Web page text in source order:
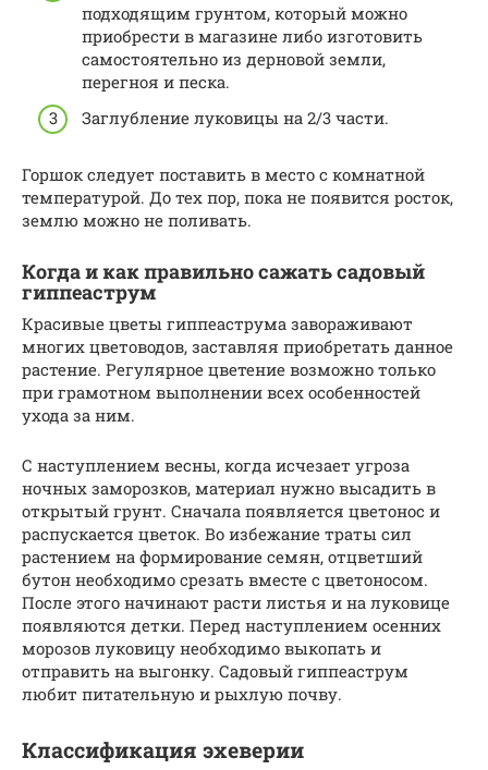
подходящим грунтом, который можно
приобрести в магазине либо изготовить
самостоятельно из дерновой земли,
перегноя и песка.
Заглубление луковицы на 2/3 части.
Горшок следует поставить в место с комнатной
температурой. До тех пор, пока не появится росток,
землю можно не поливать.
Когда и как правильно сажать садовый
гиппеаструм
Красивые цветы гиппеаструма завораживают
многих цветоводов, заставляя приобретать данное
растение. Регулярное цветение возможно только
при грамотном выполнении всех особенностей
ухода за ним.
С наступлением весны, когда исчезает угроза
ночных заморозков, материал нужно высадить в
открытый грунт. Сначала появляется цветонос и
распускается цветок. Во избежание траты сил
растением на формирование семян, отцветший
бутон необходимо срезать вместе с цветоносом.
После этого начинают расти листья и на луковице
появляются детки. Перед наступлением осенних
морозов луковицу необходимо выкопать и
отправить на выгонку. Садовый гиппеаструм
любит питательную и рыхлую почву.
Классификация эхеверии